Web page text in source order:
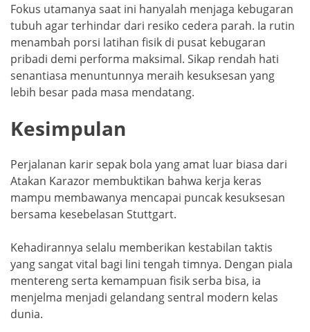
Fokus utamanya saat ini hanyalah menjaga kebugaran
tubuh agar terhindar dari resiko cedera parah. Ia rutin
menambah porsi latihan fisik di pusat kebugaran
pribadi demi performa maksimal. Sikap rendah hati
senantiasa menuntunnya meraih kesuksesan yang
lebih besar pada masa mendatang.
Kesimpulan
Perjalanan karir sepak bola yang amat luar biasa dari
Atakan Karazor membuktikan bahwa kerja keras
mampu membawanya mencapai puncak kesuksesan
bersama kesebelasan Stuttgart.
Kehadirannya selalu memberikan kestabilan taktis
yang sangat vital bagi lini tengah timnya. Dengan piala
mentereng serta kemampuan fisik serba bisa, ia
menjelma menjadi gelandang sentral modern kelas
dunia.